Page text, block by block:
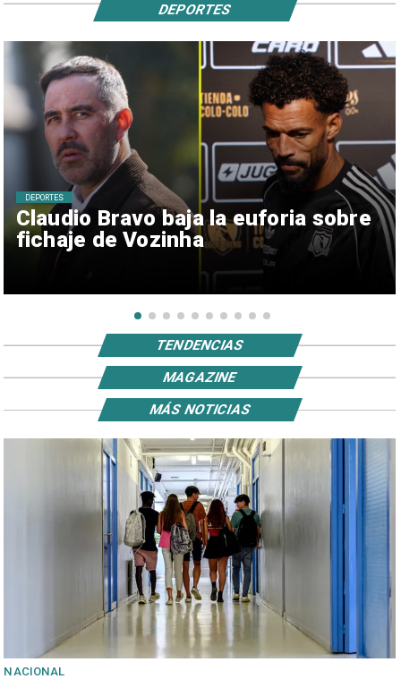
Claudio Bravo baja la euforia sobre
fichaje de Vozinha
DEPORTES
DEPORTES
TENDENCIAS
MAGAZINE
NACIONAL
MÁS NOTICIAS